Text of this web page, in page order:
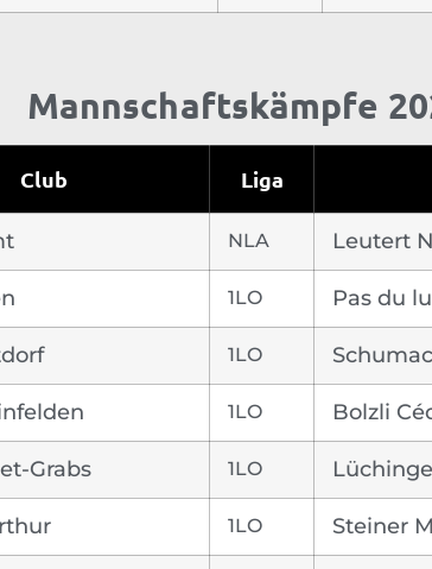
Mannschaftskämpfe
Club Liga
NLA Leutert
1LO Pas du
1LO
1LO Bolzli
Grabs 1LO
1LO Steiner